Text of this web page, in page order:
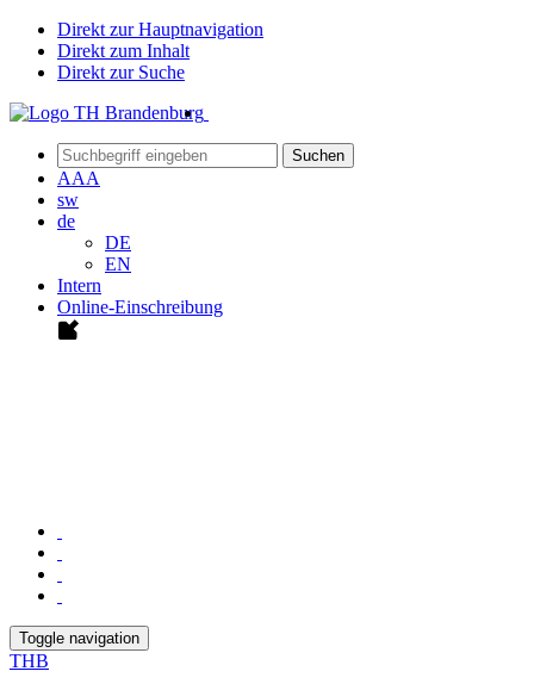
Direkt zur Hauptnavigation
Direkt zum Inhalt
Direkt zur Suche
Suchen
AAA
sw
de
DE
EN
Intern
Online-Einschreibung
Toggle navigation
THB